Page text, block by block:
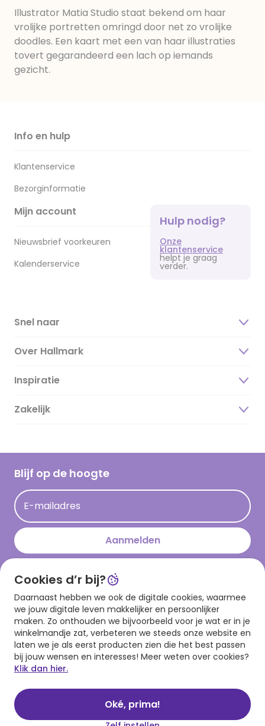
Illustrator Matia Studio staat bekend om haar
vrolijke portretten omringd door net zo vrolijke
doodles. Een kaart met een van haar illustraties
tovert gegarandeerd een lach op iemands
gezicht.
Info en hulp
Klantenservice
Bezorginformatie
Mijn account
Nieuwsbrief voorkeuren
Kalenderservice
Hulp nodig?
Onze
klantenservice
helpt je graag
verder.
Snel naar
Over Hallmark
Over ons
Duurzaamheid
Hallmark Kaartclub
Acties
Persberichten
Hallmark en Kinderpostzegels
Inspiratie
Magazine
Cadeau inspiratie
Kaartinspiratie
Zakelijk
Blijf op de hoogte
E-mailadres
Aanmelden
Download onze app
Cookies d’r bij?
Daarnaast hebben we ook de digitale cookies, waarmee
we jouw digitale leven makkelijker en persoonlijker
maken. Zo onthouden we bijvoorbeeld voor je wat er in je
winkelmandje zat, verbeteren we steeds onze website en
laten we je als eerst producten zien die het best passen
bij jouw wensen en interesses! Meer weten over cookies?
Klik dan hier.
Oké, prima!